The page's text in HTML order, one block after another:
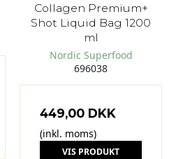
Collagen Premium+
Shot Liquid Bag 1200
ml
Nordic Superfood
696038
449,00 DKK
(inkl. moms)
VIS PRODUKT